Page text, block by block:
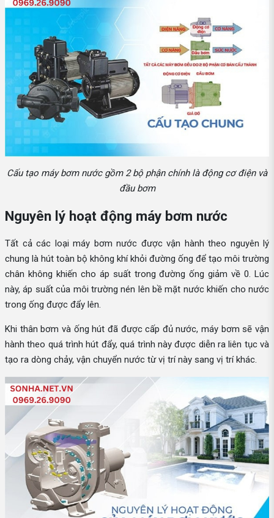
Cấu tạo máy bơm nước gồm 2 bộ phận chính là động cơ điện và
đầu bơm
Nguyên lý hoạt động máy bơm nước
Tất cả các loại máy bơm nước được vận hành theo nguyên lý
chung là hút toàn bộ không khí khỏi đường ống để tạo môi trường
chân không khiến cho áp suất trong đường ống giảm về 0. Lúc
này, áp suất của môi trường nén lên bề mặt nước khiến cho nước
trong ống được đẩy lên.
Khi thân bơm và ống hút đã được cấp đủ nước, máy bơm sẽ vận
hành theo quá trình hút đẩy, quá trình này được diễn ra liên tục và
tạo ra dòng chảy, vận chuyển nước từ vị trí này sang vị trí khác.